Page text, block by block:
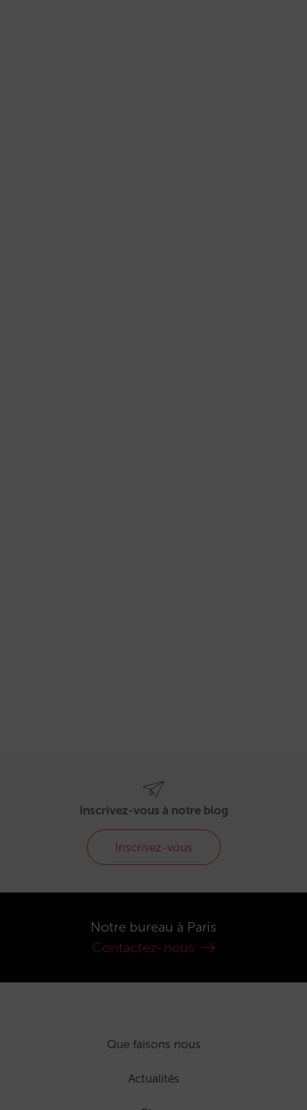
Inscrivez-vous à notre blog
Inscrivez-vous
Notre bureau à Paris
Contactez-nous
Que faisons nous
Actualités